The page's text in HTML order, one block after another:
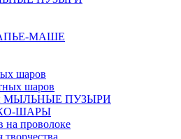
МАШЕ
шаров
шаров
МЫЛЬНЫЕ ПУЗЫРИ
ШАРЫ
на проволоке